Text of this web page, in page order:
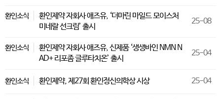
환인소식
환인제약 자회사 애즈유, ‘더마린 마일드 모이스처
미네랄 선크림’ 출시
25-08
환인소식
환인제약 자회사 애즈유, 신제품 ‘생생바인 NMN N
AD+ 리포좀 글루타치온’ 출시
25-04
환인소식 환인제약, 제27회 환인정신의학상 시상 25-04